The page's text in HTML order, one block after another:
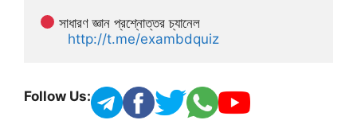
সাধারণ জ্ঞান প্রশ্নোত্তর চ্যানেল
http://t.me/exambdquiz
Follow Us: